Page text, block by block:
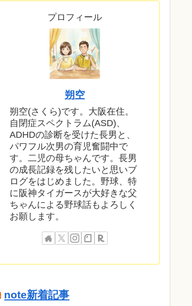
プロフィール
朔空
朔空(さくら)です。大阪在住。
自閉症スペクトラム(ASD)、
ADHDの診断を受けた長男と、
パワフル次男の育児奮闘中で
す。二児の母ちゃんです。長男
の成長記録を残したいと思いブ
ログをはじめました。野球、特
に阪神タイガースが大好きな父
ちゃんによる野球話もよろしく
お願します。
note新着記事